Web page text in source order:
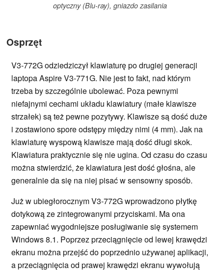
optyczny (Blu-ray), gniazdo zasilania
Osprzęt
V3-772G odziedziczył klawiaturę po drugiej generacji
laptopa Aspire V3-771G. Nie jest to fakt, nad którym
trzeba by szczególnie ubolewać. Poza pewnymi
niefajnymi cechami układu klawiatury (małe klawisze
strzałek) są też pewne pozytywy. Klawisze są dość duże
i zostawiono spore odstępy między nimi (4 mm). Jak na
klawiaturę wyspową klawisze mają dość długi skok.
Klawiatura praktycznie się nie ugina. Od czasu do czasu
można stwierdzić, że klawiatura jest dość głośna, ale
generalnie da się na niej pisać w sensowny sposób.
Już w ubiegłorocznym V3-772G wprowadzono płytkę
dotykową ze zintegrowanymi przyciskami. Ma ona
zapewniać wygodniejsze posługiwanie się systemem
Windows 8.1. Poprzez przeciągnięcie od lewej krawędzi
ekranu można przejść do poprzednio używanej aplikacji,
a przeciągnięcia od prawej krawędzi ekranu wywołują